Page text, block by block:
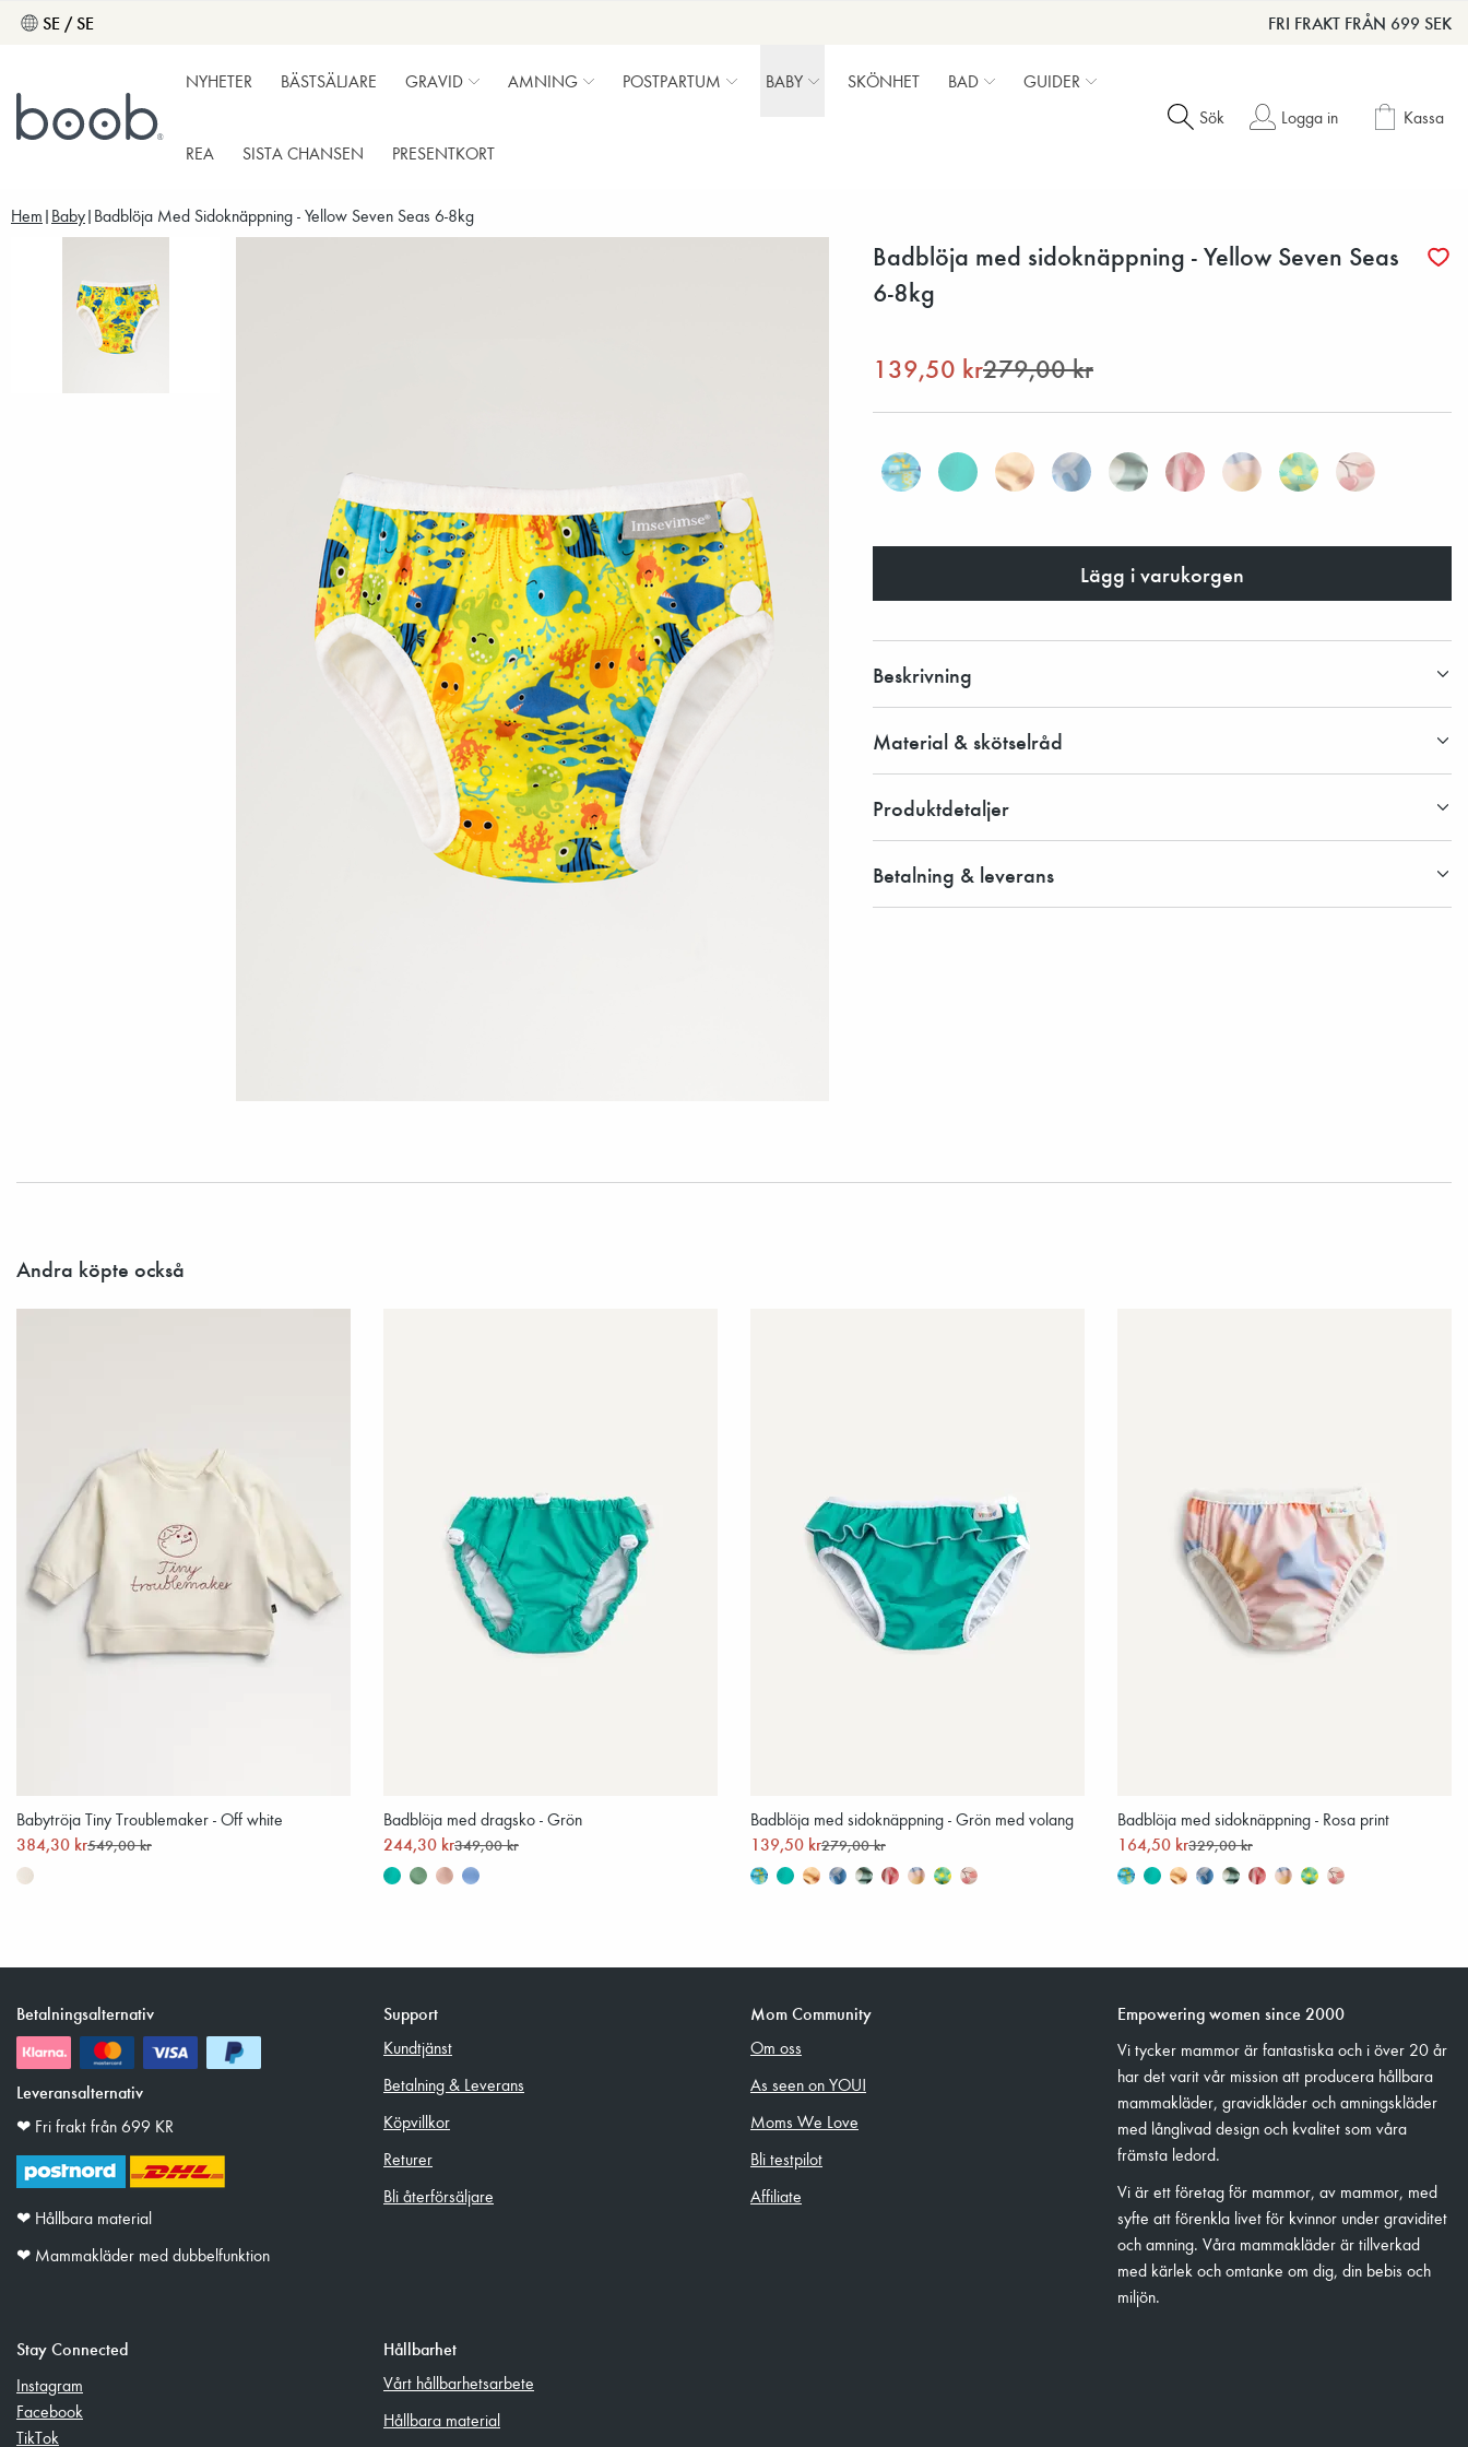
SE / SE FRI FRAKT FRÅN 699 SEK
NYHETER BÄSTSÄLJARE GRAVID AMNING POSTPARTUM BABY SKÖNHET BAD GUIDER
REA SISTA CHANSEN PRESENTKORT
Sök Logga in Kassa
Hem Baby Badblöja Med Sidoknäppning - Yellow Seven Seas 6-8kg
Badblöja med sidoknäppning - Yellow Seven Seas
6-8kg
139,50 kr279,00 kr
Lägg i varukorgen
Beskrivning
Material & skötselråd
Produktdetaljer
Betalning & leverans
Andra köpte också
Babytröja Tiny Troublemaker - Off white
384,30 kr549,00 kr
Badblöja med dragsko - Grön
244,30 kr349,00 kr
Badblöja med sidoknäppning - Grön med volang
139,50 kr279,00 kr
Badblöja med sidoknäppning - Rosa print
164,50 kr329,00 kr
Betalningsalternativ
Leveransalternativ
❤︎ Fri frakt från 699 KR
❤︎ Hållbara material
❤︎ Mammakläder med dubbelfunktion
Support
Kundtjänst
Betalning & Leverans
Köpvillkor
Returer
Bli återförsäljare
Mom Community
Om oss
As seen on YOU!
Moms We Love
Bli testpilot
Affiliate
Empowering women since 2000
Vi tycker mammor är fantastiska och i över 20 år
har det varit vår mission att producera hållbara
mammakläder, gravidkläder och amningskläder
med långlivad design och kvalitet som våra
främsta ledord.
Vi är ett företag för mammor, av mammor, med
syfte att förenkla livet för kvinnor under graviditet
och amning. Våra mammakläder är tillverkad
med kärlek och omtanke om dig, din bebis och
miljön.
Stay Connected
Instagram
Facebook
TikTok
Hållbarhet
Vårt hållbarhetsarbete
Hållbara material